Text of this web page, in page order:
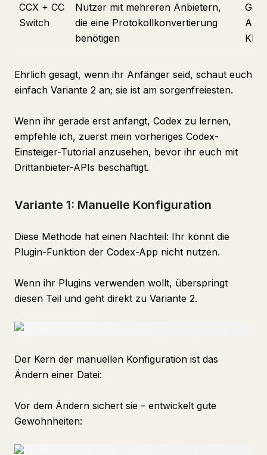
CCX + CC
Switch
Nutzer mit mehreren Anbietern,
die eine Protokollkonvertierung
benötigen
Klick
Ehrlich gesagt, wenn ihr Anfänger seid, schaut euch
einfach Variante 2 an; sie ist am sorgenfreiesten.
Wenn ihr gerade erst anfangt, Codex zu lernen,
empfehle ich, zuerst mein vorheriges Codex-
Einsteiger-Tutorial anzusehen, bevor ihr euch mit
Drittanbieter-APIs beschäftigt.
Variante 1: Manuelle Konfiguration
Diese Methode hat einen Nachteil: Ihr könnt die
Plugin-Funktion der Codex-App nicht nutzen.
Wenn ihr Plugins verwenden wollt, überspringt
diesen Teil und geht direkt zu Variante 2.
Der Kern der manuellen Konfiguration ist das
Ändern einer Datei:
Vor dem Ändern sichert sie – entwickelt gute
Gewohnheiten: